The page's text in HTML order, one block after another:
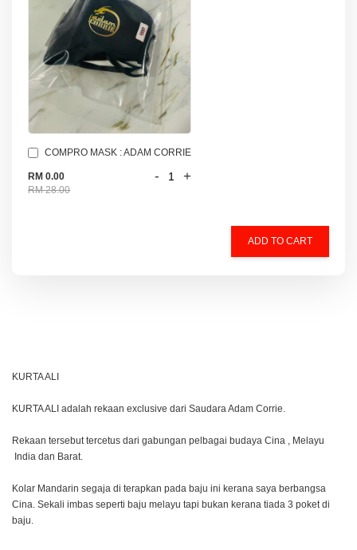
COMPRO MASK : ADAM CORRIE
RM 0.00
RM 28.00
- +
ADD TO CART
KURTA ALI
KURTA ALI adalah rekaan exclusive dari Saudara Adam Corrie.
Rekaan tersebut tercetus dari gabungan pelbagai budaya Cina , Melayu
India dan Barat.
Kolar Mandarin segaja di terapkan pada baju ini kerana saya berbangsa
Cina. Sekali imbas seperti baju melayu tapi bukan kerana tiada 3 poket di
baju.